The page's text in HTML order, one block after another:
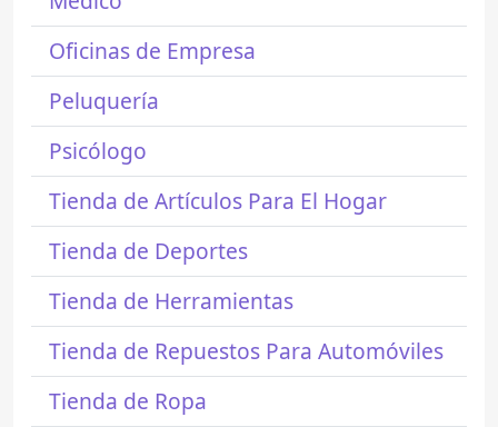
Oficinas de Empresa
Peluquería
Psicólogo
Tienda de Artículos Para El Hogar
Tienda de Deportes
Tienda de Herramientas
Tienda de Repuestos Para Automóviles
Tienda de Ropa